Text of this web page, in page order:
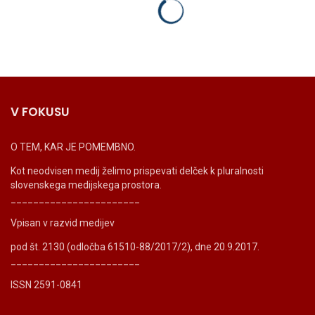
V FOKUSU
O TEM, KAR JE POMEMBNO.
Kot neodvisen medij želimo prispevati delček k pluralnosti
slovenskega medijskega prostora.
Vpisan v razvid medijev
pod št. 2130 (odločba 61510-88/2017/2), dne 20.9.2017.
ISSN 2591-0841